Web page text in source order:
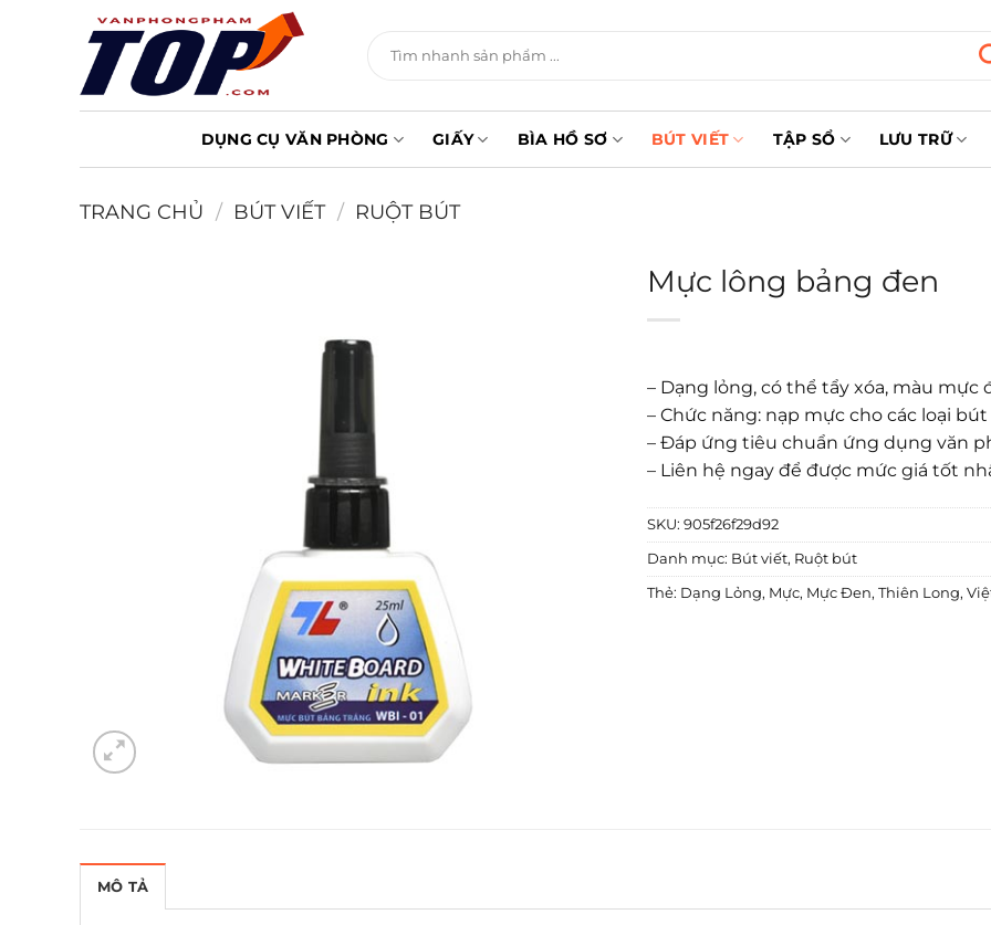
kiếm:
DỤNG CỤ VĂN PHÒNG GIẤY BÌA HỒ SƠ BÚT VIẾT TẬP SỔ LƯU TRỮ
TRANG CHỦ / BÚT VIẾT / RUỘT BÚT
Mực lông bảng đen
– Dạng lỏng, có thể tẩy xóa, màu mực
– Chức năng: nạp mực cho các loại
– Đáp ứng tiêu chuẩn ứng dụng văn
– Liên hệ ngay để được mức giá tốt
SKU: 905f26f29d92
Danh mục: Bút viết, Ruột bút
Thẻ: Dạng Lỏng, Mực, Mực Đen, Thiên Long,
MÔ TẢ